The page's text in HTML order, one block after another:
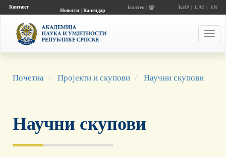
Контакт
Новости| Календар
Билтен | ЋИР| LAT| EN
Почетна Пројекти и скупови Научни скупови
Научни скупови